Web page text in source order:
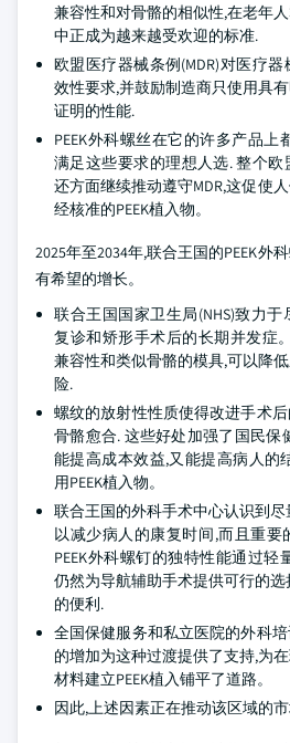
兼容性和对骨骼的相似性,在老年
中正成为越来越受欢迎的标准.
欧盟医疗器械条例(MDR)对医疗
效性要求,并鼓励制造商只使用具
证明的性能.
PEEK外科螺丝在它的许多产品上
满足这些要求的理想人选. 整个
还方面继续推动遵守MDR,这促使
经核准的PEEK植入物。
2025年至2034年,联合王国的PEEK外
有希望的增长。
联合王国国家卫生局(NHS)致力
复诊和矫形手术后的长期并发症
兼容性和类似骨骼的模具,可以降
险.
螺纹的放射性性质使得改进手术
骨骼愈合. 这些好处加强了国民保
能提高成本效益,又能提高病人的
用PEEK植入物。
联合王国的外科手术中心认识到
以减少病人的康复时间,而且重要
PEEK外科螺钉的独特性能通过
仍然为导航辅助手术提供可行的
的便利.
全国保健服务和私立医院的外科
的增加为这种过渡提供了支持,为
材料建立PEEK植入铺平了道路。
因此,上述因素正在推动该区域的市